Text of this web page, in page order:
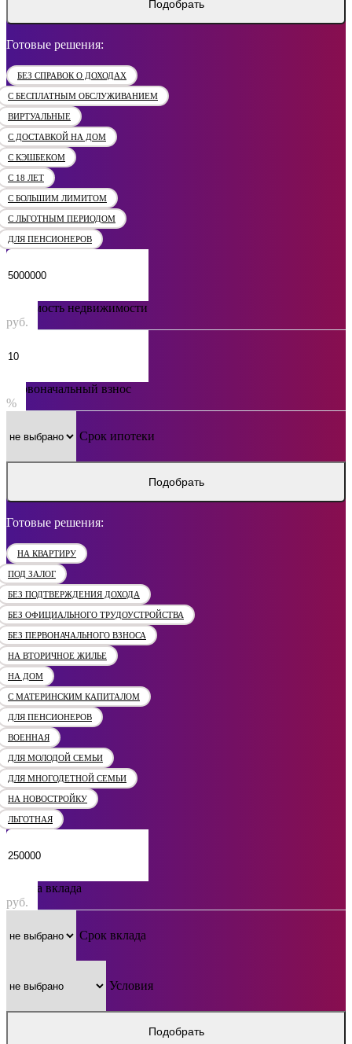
Подобрать
Готовые решения:
БЕЗ СПРАВОК О ДОХОДАХ
С БЕСПЛАТНЫМ ОБСЛУЖИВАНИЕМ
ВИРТУАЛЬНЫЕ
С ДОСТАВКОЙ НА ДОМ
С КЭШБЕКОМ
С 18 ЛЕТ
С БОЛЬШИМ ЛИМИТОМ
С ЛЬГОТНЫМ ПЕРИОДОМ
ДЛЯ ПЕНСИОНЕРОВ
Стоимость недвижимости
руб.
Первоначальный взнос
%
Срок ипотеки
Подобрать
Готовые решения:
НА КВАРТИРУ
ПОД ЗАЛОГ
БЕЗ ПОДТВЕРЖДЕНИЯ ДОХОДА
БЕЗ ОФИЦИАЛЬНОГО ТРУДОУСТРОЙСТВА
БЕЗ ПЕРВОНАЧАЛЬНОГО ВЗНОСА
НА ВТОРИЧНОЕ ЖИЛЬЕ
НА ДОМ
С МАТЕРИНСКИМ КАПИТАЛОМ
ДЛЯ ПЕНСИОНЕРОВ
ВОЕННАЯ
ДЛЯ МОЛОДОЙ СЕМЬИ
ДЛЯ МНОГОДЕТНОЙ СЕМЬИ
НА НОВОСТРОЙКУ
ЛЬГОТНАЯ
Сумма вклада
руб.
Срок вклада
Условия
Подобрать